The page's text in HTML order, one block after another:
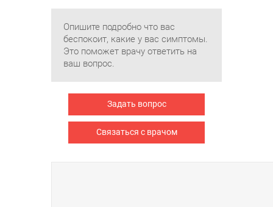
Опишите подробно что вас
беспокоит, какие у вас симптомы.
Это поможет врачу ответить на
ваш вопрос.
Задать вопрос
Связаться с врачом